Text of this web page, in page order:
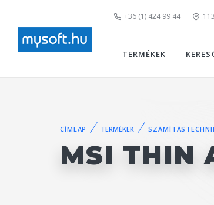
+36 (1) 424 99 44
TERMÉKEK
CÍMLAP TERMÉKEK
MSI THIN